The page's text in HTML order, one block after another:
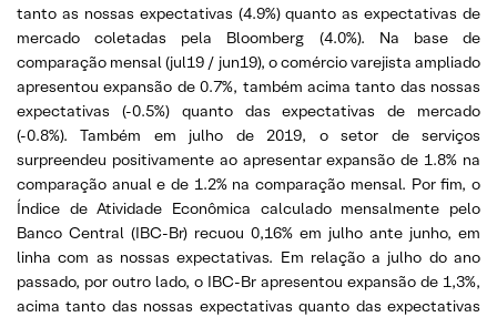
tanto as nossas expectativas (4.9%) quanto as expectativas de
mercado coletadas pela Bloomberg (4.0%). Na base de
comparação mensal (jul19 / jun19), o comércio varejista ampliado
apresentou expansão de 0.7%, também acima tanto das nossas
expectativas (-0.5%) quanto das expectativas de mercado
(-0.8%). Também em julho de 2019, o setor de serviços
surpreendeu positivamente ao apresentar expansão de 1.8% na
comparação anual e de 1.2% na comparação mensal. Por fim, o
Índice de Atividade Econômica calculado mensalmente pelo
Banco Central (IBC-Br) recuou 0,16% em julho ante junho, em
linha com as nossas expectativas. Em relação a julho do ano
passado, por outro lado, o IBC-Br apresentou expansão de 1,3%,
acima tanto das nossas expectativas quanto das expectativas